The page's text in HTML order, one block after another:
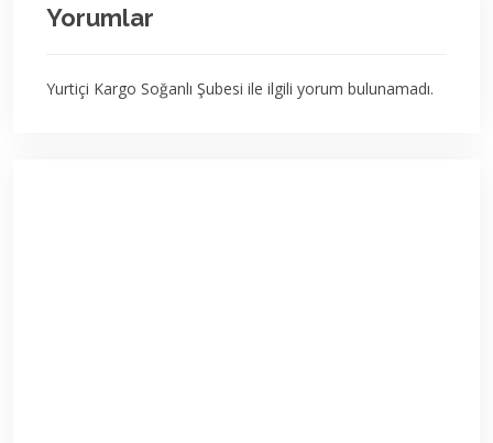
Yorumlar
Yurtiçi Kargo Soğanlı Şubesi ile ilgili yorum bulunamadı.